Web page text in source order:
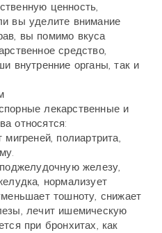
ценность,
вы уделите внимание
вы помимо вкуса
средство,
внутренние органы, так и
лекарственные и
относятся:
полиартрита,
железу,
нормализует
тошноту, снижает
лечит ишемическую
при бронхитах, как